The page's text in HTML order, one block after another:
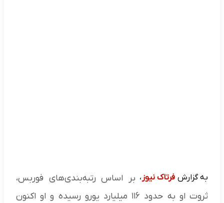
به گزارش فرتاک نیوز ، بر اساس رتبه‌بندی‌های فوربس،
ثروت او به حدود ۱۱۶ میلیارد یورو رسیده و او اکنون